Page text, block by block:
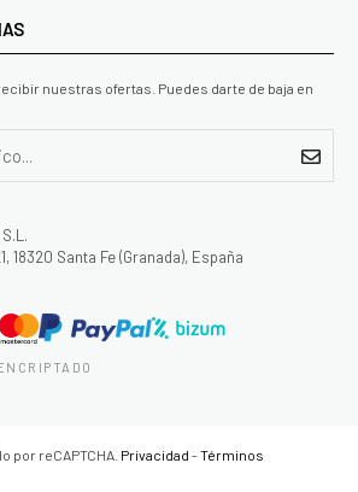
nuestras ofertas. Puedes darte de baja en
18320 Santa Fe (Granada), España
por reCAPTCHA. Privacidad -Términos